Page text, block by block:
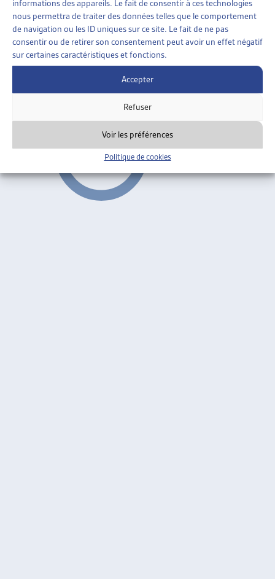
informations des appareils. Le fait de consentir à ces technologies
nous permettra de traiter des données telles que le comportement
de navigation ou les ID uniques sur ce site. Le fait de ne pas
consentir ou de retirer son consentement peut avoir un effet négatif
sur certaines caractéristiques et fonctions.
Accepter
Refuser
Voir les préférences
Politique de cookies
ENJEUX SOCIAUX»ENDETTEMENT ET
SURENDETTEMENT »GÉNÉRALITÉS
DÉSENDETTER POUR POUVOIR INSÉRER
Daniel Monnin, journée d’automne 2010
Généralités ARTIAS